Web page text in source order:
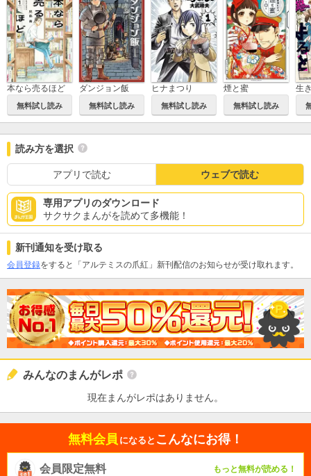
本なら売るほど
無料試し読み
ダンジョン飯
無料試し読み
ヒナまつり
無料試し読み
煙と蜜
無料試し読み
読み方を選択
アプリで読む ウェブで読む
専用アプリのダウンロード
サクサクまんがを読めて多機能！
新刊通知を受け取る
会員登録をすると「アルテミスの爪紅」新刊配信のお知らせが受け取れます。
みんなのまんがレポ
現在まんがレポはありません。
無料会員 になると こんなにお得！
会員限定無料 もっと無料が読める！